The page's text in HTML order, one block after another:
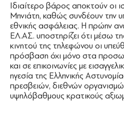
Ιδιαίτερο βάρος αποκτούν οι
Μηνιάτη, καθώς συνδέουν την
εθνικής ασφάλειας. Η πρώην
ΕΛ.ΑΣ. υποστηρίζει ότι μέσω
κινητού της τηλεφώνου οι
πρόσβαση όχι μόνο στα
και σε επικοινωνίες με
ηγεσία της Ελληνικής
πρεσβειών, διεθνών
υψηλόβαθμους κρατικούς